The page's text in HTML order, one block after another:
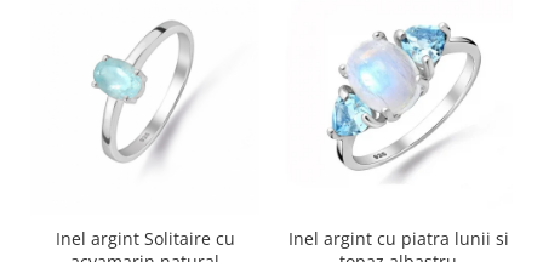
Inel argint Solitaire cu
Inel argint cu piatra lunii si